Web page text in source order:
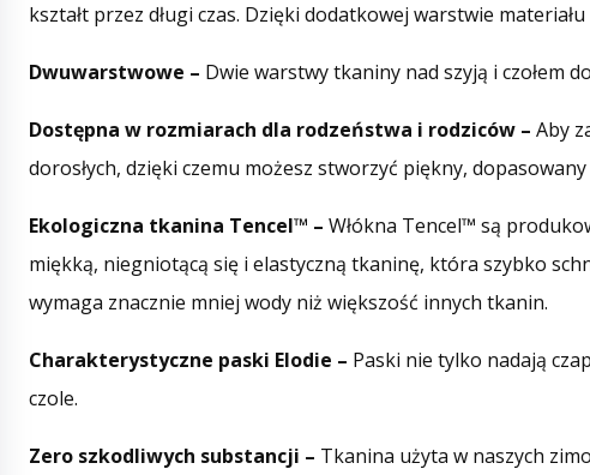
kształt przez długi czas. Dzięki dodatkowej warstwie
Dwuwarstwowe – Dwie warstwy tkaniny nad szyją i czołem
Dostępna w rozmiarach dla rodzeństwa i rodziców – Aby
dorosłych, dzięki czemu możesz stworzyć piękny,
Ekologiczna tkanina Tencel™ – Włókna Tencel™ są
miękką, niegniotącą się i elastyczną tkaninę, która szybko
wymaga znacznie mniej wody niż większość innych tkanin.
Charakterystyczne paski Elodie – Paski nie tylko nadają
czole.
Zero szkodliwych substancji – Tkanina użyta w naszych